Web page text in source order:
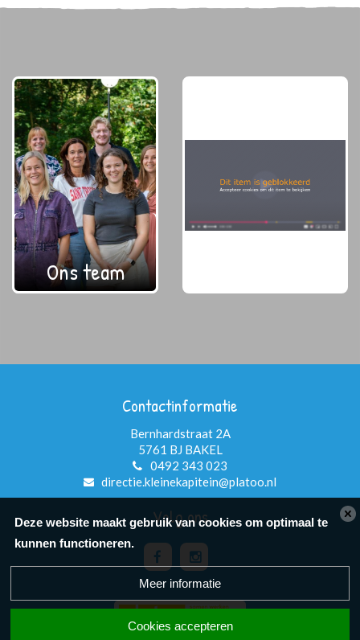
Ons team
Contactinformatie
Bernhardstraat 2A
5761 BJ BAKEL
0492 343 023
directie.kleinekapitein@platoo.nl
Volg ons
Deze website maakt gebruik van cookies om optimaal te
kunnen functioneren.
Meer informatie
Cookies accepteren